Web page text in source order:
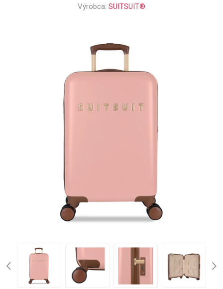
Výrobca: SUITSUIT®